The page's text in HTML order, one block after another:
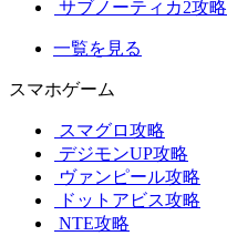
サブノーティカ2攻略
一覧を見る
スマホゲーム
スマグロ攻略
デジモンUP攻略
ヴァンピール攻略
ドットアビス攻略
NTE攻略